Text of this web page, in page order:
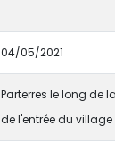
04/05/2021
Parterres le long de
de l'entrée du